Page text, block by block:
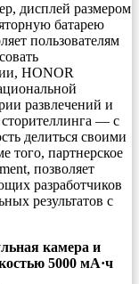
дисплей размером
батарею
пользователям
HONOR
развлечений и
— с
делиться своими
того, партнерское
позволяет
разработчиков
результатов с
камера и
5000 мА·ч